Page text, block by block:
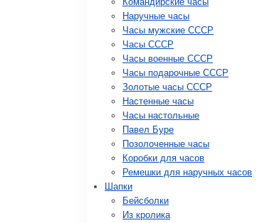
Наручные часы
Часы мужские СССР
Часы СССР
Часы военные СССР
Часы подарочные СССР
Золотые часы СССР
Настенные часы
Часы настольные
Павел Буре
Позолоченные часы
Коробки для часов
Ремешки для наручных часов
Шапки
Бейсболки
Из кролика